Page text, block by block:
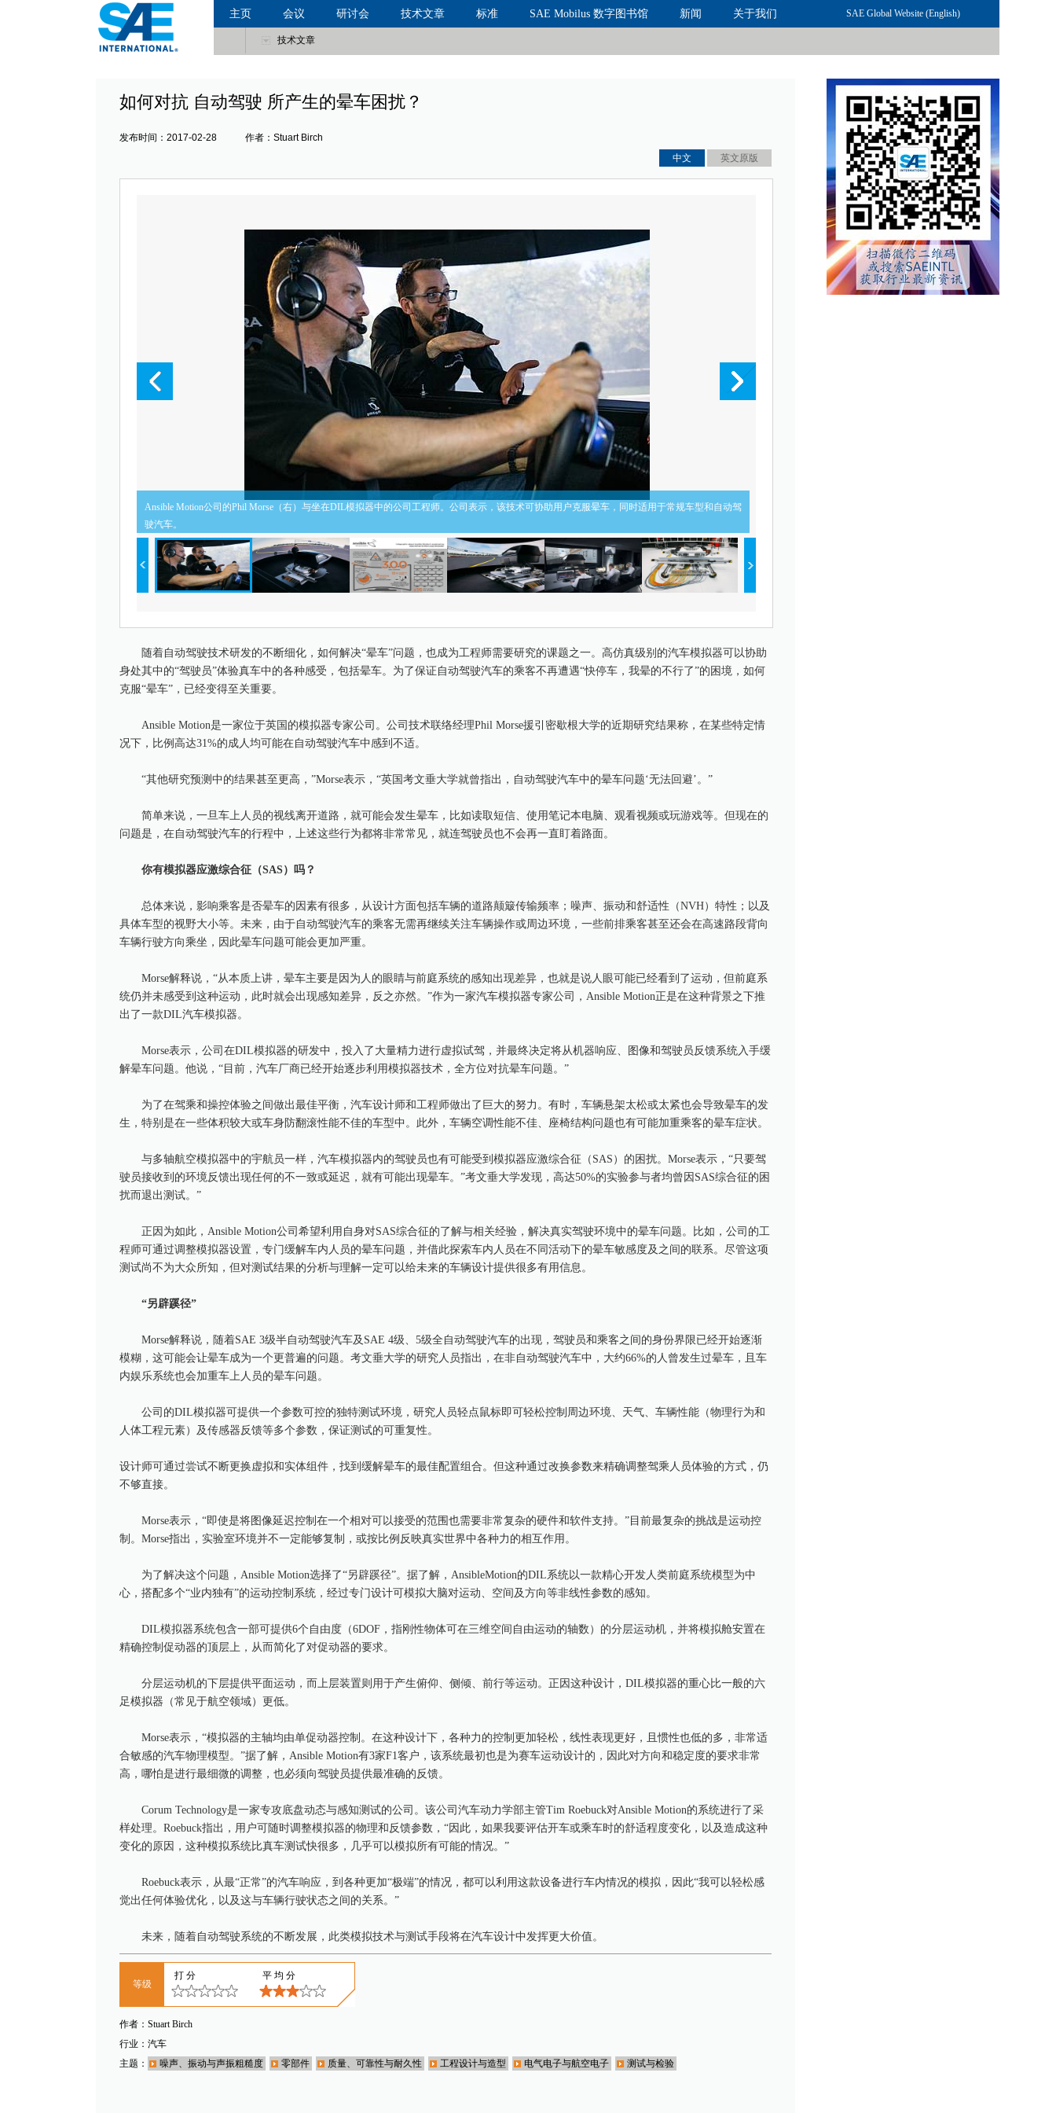
主页 会议 研讨会 技术文章 标准 SAE Mobilus 数字图书馆 新闻 关于我们 联系我们
技术文章
SAE Global Website (English)
如何对抗 自动驾驶 所产生的晕车困扰？
发布时间：2017-02-28 作者：Stuart Birch
中文
英文原版
Ansible Motion公司的Phil Morse（右）与坐在DIL模拟器中的公司工程师。公司表示，该技术可协助用户克服晕车，同时适用于常规车型和自动驾
驶汽车。
随着自动驾驶技术研发的不断细化，如何解决“晕车”问题，也成为工程师需要研究的课题之一。高仿真级别的汽车模拟器可以协助
身处其中的“驾驶员”体验真车中的各种感受，包括晕车。为了保证自动驾驶汽车的乘客不再遭遇“快停车，我晕的不行了”的困境，如何
克服“晕车”，已经变得至关重要。
Ansible Motion是一家位于英国的模拟器专家公司。公司技术联络经理Phil Morse援引密歇根大学的近期研究结果称，在某些特定情
况下，比例高达31%的成人均可能在自动驾驶汽车中感到不适。
“其他研究预测中的结果甚至更高，”Morse表示，“英国考文垂大学就曾指出，自动驾驶汽车中的晕车问题‘无法回避’。”
简单来说，一旦车上人员的视线离开道路，就可能会发生晕车，比如读取短信、使用笔记本电脑、观看视频或玩游戏等。但现在的
问题是，在自动驾驶汽车的行程中，上述这些行为都将非常常见，就连驾驶员也不会再一直盯着路面。
你有模拟器应激综合征（SAS）吗？
总体来说，影响乘客是否晕车的因素有很多，从设计方面包括车辆的道路颠簸传输频率；噪声、振动和舒适性（NVH）特性；以及
具体车型的视野大小等。未来，由于自动驾驶汽车的乘客无需再继续关注车辆操作或周边环境，一些前排乘客甚至还会在高速路段背向
车辆行驶方向乘坐，因此晕车问题可能会更加严重。
Morse解释说，“从本质上讲，晕车主要是因为人的眼睛与前庭系统的感知出现差异，也就是说人眼可能已经看到了运动，但前庭系
统仍并未感受到这种运动，此时就会出现感知差异，反之亦然。”作为一家汽车模拟器专家公司，Ansible Motion正是在这种背景之下推
出了一款DIL汽车模拟器。
Morse表示，公司在DIL模拟器的研发中，投入了大量精力进行虚拟试驾，并最终决定将从机器响应、图像和驾驶员反馈系统入手缓
解晕车问题。他说，“目前，汽车厂商已经开始逐步利用模拟器技术，全方位对抗晕车问题。”
为了在驾乘和操控体验之间做出最佳平衡，汽车设计师和工程师做出了巨大的努力。有时，车辆悬架太松或太紧也会导致晕车的发
生，特别是在一些体积较大或车身防翻滚性能不佳的车型中。此外，车辆空调性能不佳、座椅结构问题也有可能加重乘客的晕车症状。
与多轴航空模拟器中的宇航员一样，汽车模拟器内的驾驶员也有可能受到模拟器应激综合征（SAS）的困扰。Morse表示，“只要驾
驶员接收到的环境反馈出现任何的不一致或延迟，就有可能出现晕车。”考文垂大学发现，高达50%的实验参与者均曾因SAS综合征的困
扰而退出测试。”
正因为如此，Ansible Motion公司希望利用自身对SAS综合征的了解与相关经验，解决真实驾驶环境中的晕车问题。比如，公司的工
程师可通过调整模拟器设置，专门缓解车内人员的晕车问题，并借此探索车内人员在不同活动下的晕车敏感度及之间的联系。尽管这项
测试尚不为大众所知，但对测试结果的分析与理解一定可以给未来的车辆设计提供很多有用信息。
“另辟蹊径”
Morse解释说，随着SAE 3级半自动驾驶汽车及SAE 4级、5级全自动驾驶汽车的出现，驾驶员和乘客之间的身份界限已经开始逐渐
模糊，这可能会让晕车成为一个更普遍的问题。考文垂大学的研究人员指出，在非自动驾驶汽车中，大约66%的人曾发生过晕车，且车
内娱乐系统也会加重车上人员的晕车问题。
公司的DIL模拟器可提供一个参数可控的独特测试环境，研究人员轻点鼠标即可轻松控制周边环境、天气、车辆性能（物理行为和
人体工程元素）及传感器反馈等多个参数，保证测试的可重复性。
设计师可通过尝试不断更换虚拟和实体组件，找到缓解晕车的最佳配置组合。但这种通过改换参数来精确调整驾乘人员体验的方式，仍
不够直接。
Morse表示，“即使是将图像延迟控制在一个相对可以接受的范围也需要非常复杂的硬件和软件支持。”目前最复杂的挑战是运动控
制。Morse指出，实验室环境并不一定能够复制，或按比例反映真实世界中各种力的相互作用。
为了解决这个问题，Ansible Motion选择了“另辟蹊径”。据了解，AnsibleMotion的DIL系统以一款精心开发人类前庭系统模型为中
心，搭配多个“业内独有”的运动控制系统，经过专门设计可模拟大脑对运动、空间及方向等非线性参数的感知。
DIL模拟器系统包含一部可提供6个自由度（6DOF，指刚性物体可在三维空间自由运动的轴数）的分层运动机，并将模拟舱安置在
精确控制促动器的顶层上，从而简化了对促动器的要求。
分层运动机的下层提供平面运动，而上层装置则用于产生俯仰、侧倾、前行等运动。正因这种设计，DIL模拟器的重心比一般的六
足模拟器（常见于航空领域）更低。
Morse表示，“模拟器的主轴均由单促动器控制。在这种设计下，各种力的控制更加轻松，线性表现更好，且惯性也低的多，非常适
合敏感的汽车物理模型。”据了解，Ansible Motion有3家F1客户，该系统最初也是为赛车运动设计的，因此对方向和稳定度的要求非常
高，哪怕是进行最细微的调整，也必须向驾驶员提供最准确的反馈。
Corum Technology是一家专攻底盘动态与感知测试的公司。该公司汽车动力学部主管Tim Roebuck对Ansible Motion的系统进行了采
样处理。Roebuck指出，用户可随时调整模拟器的物理和反馈参数，“因此，如果我要评估开车或乘车时的舒适程度变化，以及造成这种
变化的原因，这种模拟系统比真车测试快很多，几乎可以模拟所有可能的情况。”
Roebuck表示，从最“正常”的汽车响应，到各种更加“极端”的情况，都可以利用这款设备进行车内情况的模拟，因此“我可以轻松感
觉出任何体验优化，以及这与车辆行驶状态之间的关系。”
未来，随着自动驾驶系统的不断发展，此类模拟技术与测试手段将在汽车设计中发挥更大价值。
等级
打分 平均分
作者： Stuart Birch
行业： 汽车
主题：
噪声、振动与声振粗糙度 零部件 质量、可靠性与耐久性 工程设计与造型 电气电子与航空电子 测试与检验